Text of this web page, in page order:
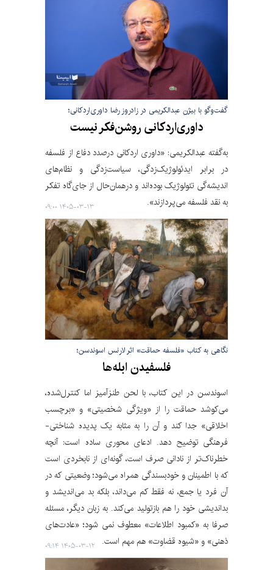
گفت‌وگو با بیژن عبدالکریمی در زادروز رضا داوری‌اردکانی؛
داوری‌اردکانی روشن‌فکر نیست
به‌گفته عبدالکریمی: «داوری اردکانی درصدد دفاع از فلسفه
در برابر ایدئولوژیک‌زدگی، سیاست‌زدگی و نظام‌های
اندیشه‌گی تئولوژیک بوده‌اند و درهمان‌حال از جای‌گاه تفکر
به نقد فلسفه می‌پردازند».
۱۴۰۵-۰۳-۱۳ ۰۹:۰۰
نگاهی به کتاب «فلسفه حماقت» اثر لارنس اسوندسن؛
فلسفیدن ابله‌ها
اسوندسن در این کتاب، با لحن طنزآمیز اما کنترل‌شده،
می‌کوشد حماقت را از «ویژگی شخصیتی» و «برچسب
اخلاقی» جدا کند و آن را به مثابه یک پدیده شناختی-
فرهنگی توضیح دهد. ادعای محوری ساده است: آنچه
خطرناک‌تر از نادانی صرف است، گونه‌ای از نابخردی است
که با اطمینان و خودبسندگی همراه می‌شود؛ وضعیتی که در
آن فرد یا جمع، نه فقط کم می‌داند، بلکه بد می‌اندیشد و
بداندیشی خود را هم بازتولید می‌کند. به زبان دیگر، مسئله
صرفا به «کمبود اطلاعات» معطوف نمی شود؛ «عادت‌های
ذهنی» و «شیوه قضاوت» هم مهم است.
۱۴۰۵-۰۳-۱۲ ۰۹:۱۴